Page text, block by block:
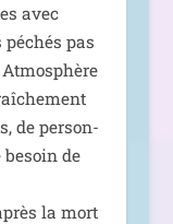
avec
péchés pas
de per­son­
de
la mort